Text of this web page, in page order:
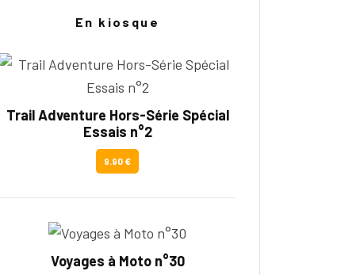
En kiosque
Trail Adventure Hors-Série Spécial
Essais n°2
9.90 €
Voyages à Moto n°30